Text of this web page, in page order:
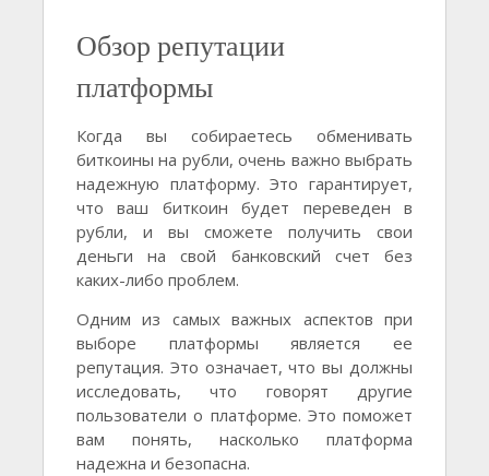
Обзор репутации
платформы
Когда вы собираетесь обменивать
биткоины на рубли, очень важно выбрать
надежную платформу. Это гарантирует,
что ваш биткоин будет переведен в
рубли, и вы сможете получить свои
деньги на свой банковский счет без
каких-либо проблем.
Одним из самых важных аспектов при
выборе платформы является ее
репутация. Это означает, что вы должны
исследовать, что говорят другие
пользователи о платформе. Это поможет
вам понять, насколько платформа
надежна и безопасна.